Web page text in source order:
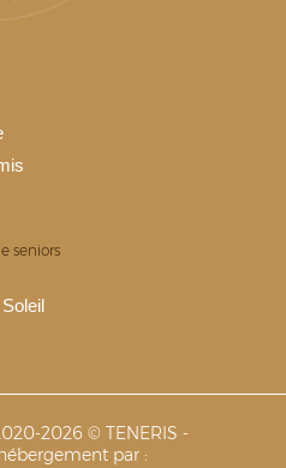
seniors
2026 © TENERIS -
par :